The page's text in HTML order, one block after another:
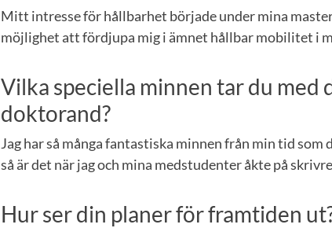
Mitt intresse för hållbarhet började under mina
möjlighet att fördjupa mig i ämnet hållbar mobilitet i
Vilka speciella minnen tar du med
doktorand?
Jag har så många fantastiska minnen från min tid
så är det när jag och mina medstudenter åkte på
Hur ser din planer för framtiden